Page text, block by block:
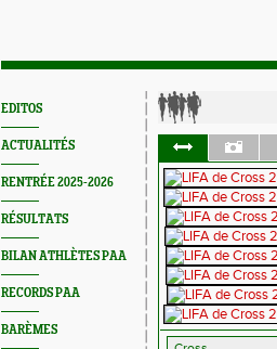
EDITOS
ACTUALITÉS
RENTRÉE 2025-2026
RÉSULTATS
BILAN ATHLÈTES PAA
RECORDS PAA
BARÈMES